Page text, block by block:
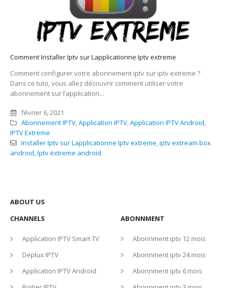
Comment Installer Iptv sur Lapplicationne Iptv extreme
Comment configurer votre abonnement iptv sur iptv extreme ?
Dans ce tuto, vous allez découvrir comment utiliser votre
abonnement sur l’application...
février 6, 2021
Abonnement IPTV,Application IPTV,Application IPTV Android,
IPTV Extreme
Installer Iptv sur Lapplicationne Iptv extreme,iptv extream box
android,Iptv extreme android
ABOUT US
CHANNELS
Application IPTV Smart TV
Deplux IPTV
Application IPTV Android
ABONNMENT
Abonnment iptv 12 mois
Abonnment iptv 24 mois
Abonnment iptv 6 mois